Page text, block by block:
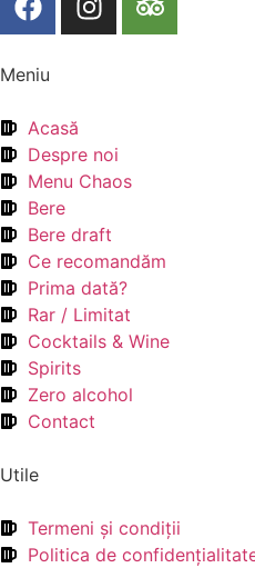
Meniu
Acasă
Despre noi
Menu Chaos
Bere
Bere draft
Ce recomandăm
Prima dată?
Rar / Limitat
Cocktails & Wine
Spirits
Zero alcohol
Contact
Utile
Termeni şi condiţii
Politica de